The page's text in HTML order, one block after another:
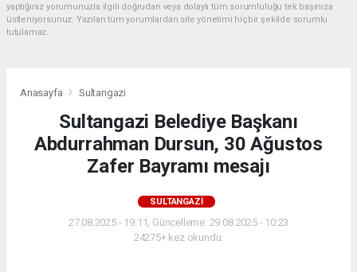
yaptığınız yorumunuzla ilgili doğrudan veya dolaylı tüm sorumluluğu tek başınıza
üstleniyorsunuz. Yazılan tüm yorumlardan site yönetimi hiçbir şekilde sorumlu
tutulamaz.
Anasayfa Sultangazi
Sultangazi Belediye Başkanı
Abdurrahman Dursun, 30 Ağustos
Zafer Bayramı mesajı
SULTANGAZI
27.08.2025 - 19:11, Güncelleme: 29.08.2025 - 10:23
24275+ kez okundu.